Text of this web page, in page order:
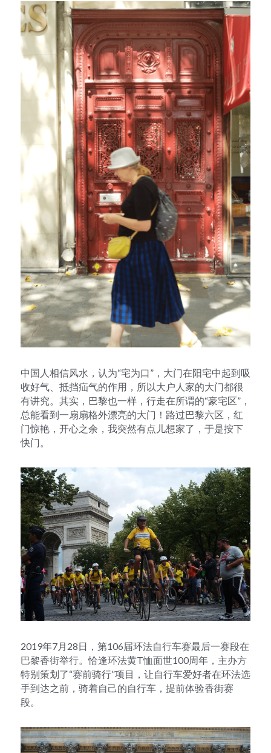
中国人相信风水，认为“宅为口”，大门在阳宅中起到吸
收好气、抵挡疝气的作用，所以大户人家的大门都很
有讲究。其实，巴黎也一样，行走在所谓的“豪宅区”，
总能看到一扇扇格外漂亮的大门！路过巴黎六区，红
门惊艳，开心之余，我突然有点儿想家了，于是按下
快门。
2019年7月28日，第106届环法自行车赛最后一赛段在
巴黎香街举行。恰逢环法黄T恤面世100周年，主办方
特别策划了“赛前骑行”项目，让自行车爱好者在环法选
手到达之前，骑着自己的自行车，提前体验香街赛
段。